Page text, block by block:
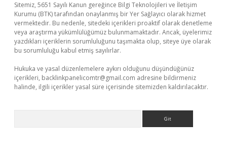
Sitemiz, 5651 Sayılı Kanun gereğince Bilgi Teknolojileri ve İletişim
Kurumu (BTK) tarafından onaylanmış bir Yer Sağlayıcı olarak hizmet
vermektedir. Bu nedenle, sitedeki içerikleri proaktif olarak denetleme
veya araştırma yükümlülüğümüz bulunmamaktadır. Ancak, üyelerimiz
yazdıkları içeriklerin sorumluluğunu taşımakta olup, siteye üye olarak
bu sorumluluğu kabul etmiş sayılırlar.
Hukuka ve yasal düzenlemelere aykırı olduğunu düşündüğünüz
içerikleri, backlinkpanelicomtr@gmail.com adresine bildirmeniz
halinde, ilgili içerikler yasal süre içerisinde sitemizden kaldırılacaktır.